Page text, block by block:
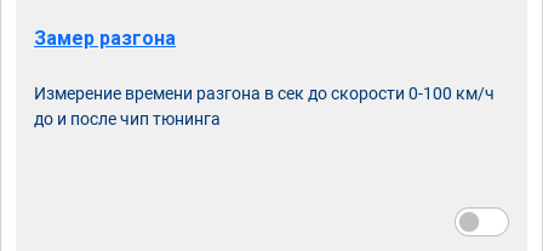
Замер разгона
Измерение времени разгона в сек до скорости 0-100 км/ч
до и после чип тюнинга